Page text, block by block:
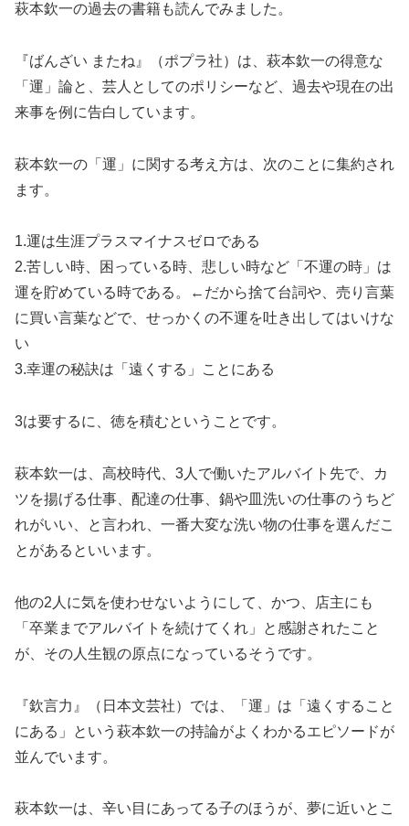
萩本欽一の過去の書籍も読んでみました。
『ばんざい またね』（ポプラ社）は、萩本欽一の得意な
「運」論と、芸人としてのポリシーなど、過去や現在の出
来事を例に告白しています。
萩本欽一の「運」に関する考え方は、次のことに集約され
ます。
1.運は生涯プラスマイナスゼロである
2.苦しい時、困っている時、悲しい時など「不運の時」は
運を貯めている時である。←だから捨て台詞や、売り言葉
に買い言葉などで、せっかくの不運を吐き出してはいけな
い
3.幸運の秘訣は「遠くする」ことにある
3は要するに、徳を積むということです。
萩本欽一は、高校時代、3人で働いたアルバイト先で、カ
ツを揚げる仕事、配達の仕事、鍋や皿洗いの仕事のうちど
れがいい、と言われ、一番大変な洗い物の仕事を選んだこ
とがあるといいます。
他の2人に気を使わせないようにして、かつ、店主にも
「卒業までアルバイトを続けてくれ」と感謝されたこと
が、その人生観の原点になっているそうです。
『欽言力』（日本文芸社）では、「運」は「遠くすること
にある」という萩本欽一の持論がよくわかるエピソードが
並んでいます。
萩本欽一は、辛い目にあってる子のほうが、夢に近いとこ